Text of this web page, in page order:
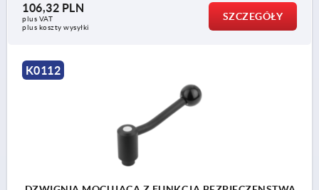
106,32 PLN
plus VAT
plus koszty wysyłki
SZCZEGÓŁY
K0112